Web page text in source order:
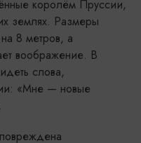
королём Пруссии,
землях. Размеры
8 метров, а
воображение. В
слова,
«Мне — новые